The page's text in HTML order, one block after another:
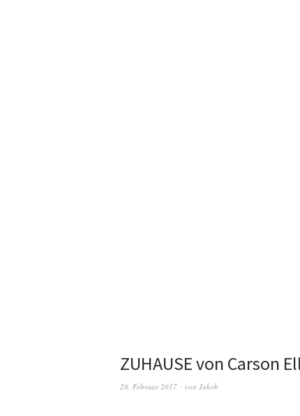
ZUHAUSE von Carson
28. Februar 2017 von Jakob